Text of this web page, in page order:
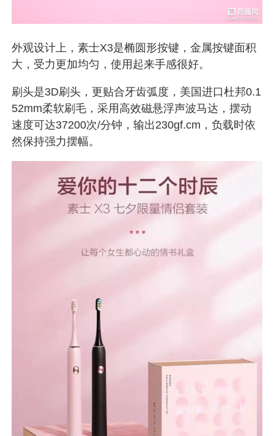
外观设计上，素士X3是椭圆形按键，金属按键面积
大，受力更加均匀，使用起来手感很好。
刷头是3D刷头，更贴合牙齿弧度，美国进口杜邦0.1
52mm柔软刷毛，采用高效磁悬浮声波马达，摆动
速度可达37200次/分钟，输出230gf.cm，负载时依
然保持强力摆幅。